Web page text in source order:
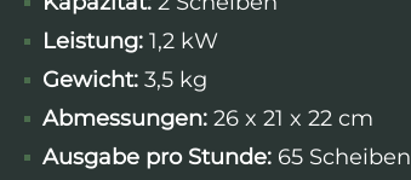
Leistung: 1,2 kW
Gewicht: 3,5 kg
Abmessungen: 26 x 21 x 22 cm
Ausgabe pro Stunde: 65 Scheiben